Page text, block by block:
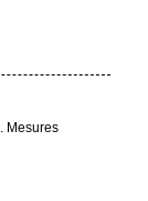
. Mesures